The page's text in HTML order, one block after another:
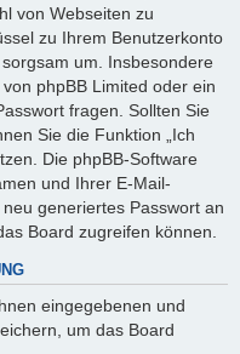
von Webseiten zu
zu Ihrem Benutzerkonto
um. Insbesondere
phpBB Limited oder ein
fragen. Sollten Sie
Sie die Funktion „Ich
Die phpBB-Software
und Ihrer E-Mail-
generiertes Passwort an
Board zugreifen können.
eingegebenen und
um das Board